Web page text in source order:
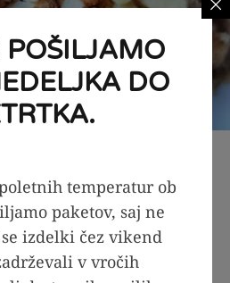
POŠILJAMO
DO
temperatur ob
paketov, saj ne
izdelki čez vikend
v vročih